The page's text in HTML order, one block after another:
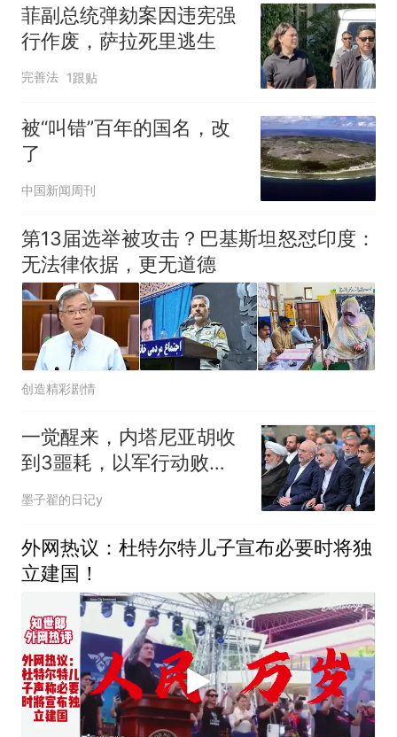
菲副总统弹劾案因违宪强
行作废，萨拉死里逃生
完善法 1跟贴
被“叫错”百年的国名，改
了
中国新闻周刊
第13届选举被攻击？巴基斯坦怒怼印度：
无法律依据，更无道德
创造精彩剧情
一觉醒来，内塔尼亚胡收
到3噩耗，以军行动败
露，8国联手“施压”
墨子翟的日记y
外网热议：杜特尔特儿子宣布必要时将独
立建国！